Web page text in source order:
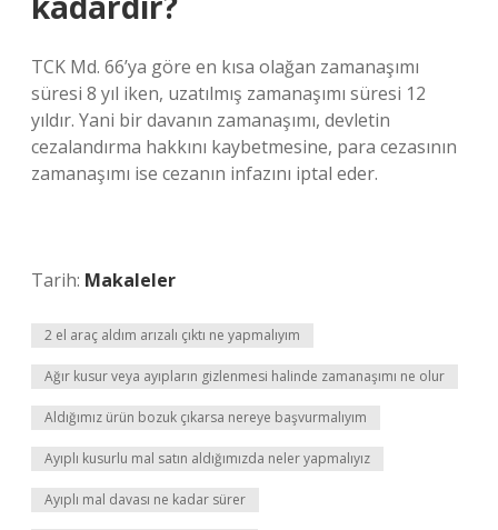
TCK Md. 66’ya göre en kısa olağan zamanaşımı
süresi 8 yıl iken, uzatılmış zamanaşımı süresi 12
yıldır. Yani bir davanın zamanaşımı, devletin
cezalandırma hakkını kaybetmesine, para cezasının
zamanaşımı ise cezanın infazını iptal eder.
Tarih: Makaleler
2 el araç aldım arızalı çıktı ne yapmalıyım
Ağır kusur veya ayıpların gizlenmesi halinde zamanaşımı ne olur
Aldığımız ürün bozuk çıkarsa nereye başvurmalıyım
Ayıplı kusurlu mal satın aldığımızda neler yapmalıyız
Ayıplı mal davası ne kadar sürer